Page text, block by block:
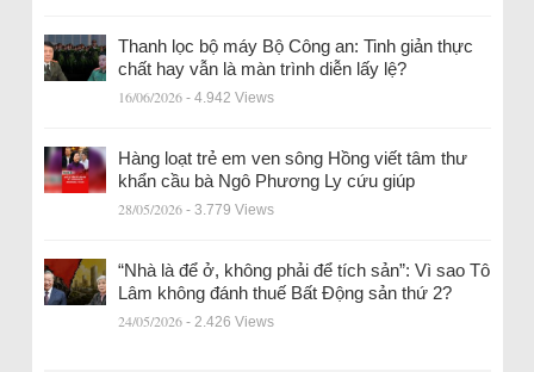
Thanh lọc bộ máy Bộ Công an: Tinh giản thực
chất hay vẫn là màn trình diễn lấy lệ?
16/06/2026 - 4.942 Views
Hàng loạt trẻ em ven sông Hồng viết tâm thư
khẩn cầu bà Ngô Phương Ly cứu giúp
28/05/2026 - 3.779 Views
“Nhà là để ở, không phải để tích sản”: Vì sao Tô
Lâm không đánh thuế Bất Động sản thứ 2?
24/05/2026 - 2.426 Views